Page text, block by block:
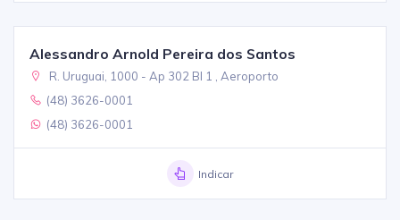
Alessandro Arnold Pereira dos Santos
R. Uruguai, 1000 - Ap 302 Bl 1 , Aeroporto
(48) 3626-0001
(48) 3626-0001
Indicar